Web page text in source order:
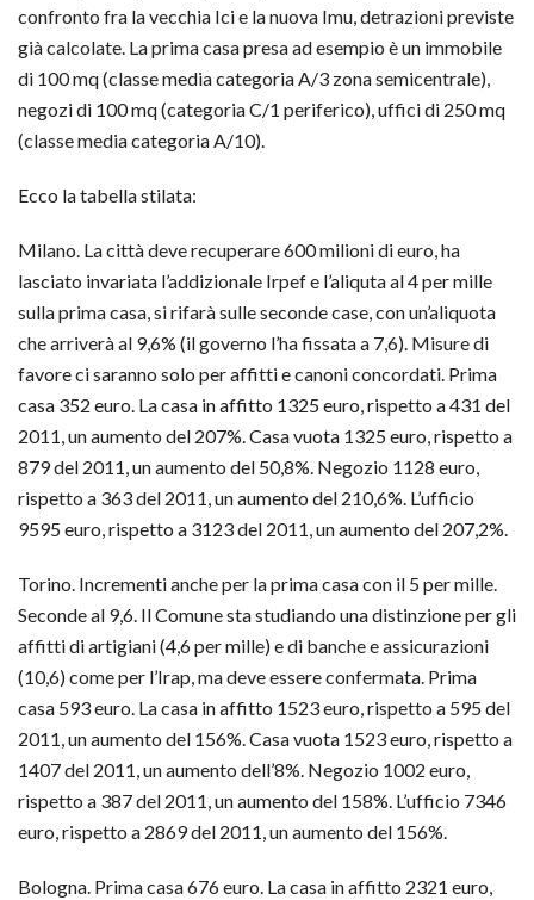
confronto fra la vecchia Ici e la nuova Imu, detrazioni previste
già calcolate. La prima casa presa ad esempio è un immobile
di 100 mq (classe media categoria A/3 zona semicentrale),
negozi di 100 mq (categoria C/1 periferico), uffici di 250 mq
(classe media categoria A/10).
Ecco la tabella stilata:
Milano. La città deve recuperare 600 milioni di euro, ha
lasciato invariata l’addizionale Irpef e l’aliquta al 4 per mille
sulla prima casa, si rifarà sulle seconde case, con un’aliquota
che arriverà al 9,6% (il governo l’ha fissata a 7,6). Misure di
favore ci saranno solo per affitti e canoni concordati. Prima
casa 352 euro. La casa in affitto 1325 euro, rispetto a 431 del
2011, un aumento del 207%. Casa vuota 1325 euro, rispetto a
879 del 2011, un aumento del 50,8%. Negozio 1128 euro,
rispetto a 363 del 2011, un aumento del 210,6%. L’ufficio
9595 euro, rispetto a 3123 del 2011, un aumento del 207,2%.
Torino. Incrementi anche per la prima casa con il 5 per mille.
Seconde al 9,6. Il Comune sta studiando una distinzione per gli
affitti di artigiani (4,6 per mille) e di banche e assicurazioni
(10,6) come per l’Irap, ma deve essere confermata. Prima
casa 593 euro. La casa in affitto 1523 euro, rispetto a 595 del
2011, un aumento del 156%. Casa vuota 1523 euro, rispetto a
1407 del 2011, un aumento dell’8%. Negozio 1002 euro,
rispetto a 387 del 2011, un aumento del 158%. L’ufficio 7346
euro, rispetto a 2869 del 2011, un aumento del 156%.
Bologna. Prima casa 676 euro. La casa in affitto 2321 euro,